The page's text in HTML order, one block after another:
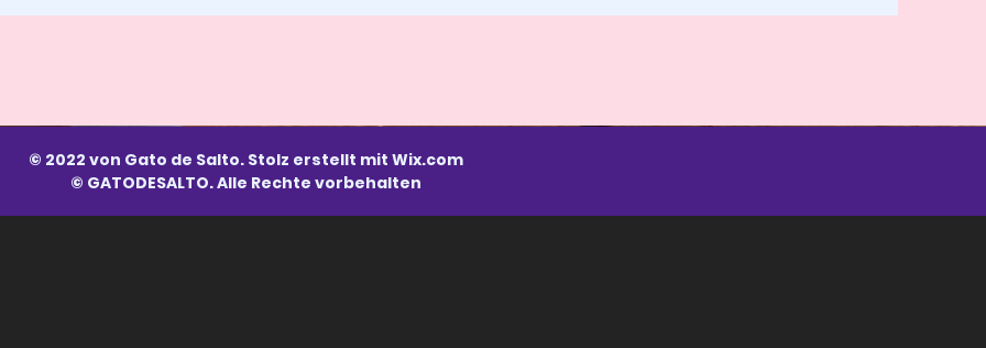
© 2022 von Gato de Salto. Stolz erstellt mit Wix.com
© GATODESALTO. Alle Rechte vorbehalten